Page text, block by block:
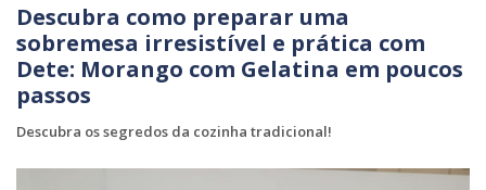
Descubra como preparar uma
sobremesa irresistível e prática com
Dete: Morango com Gelatina em poucos
passos
Descubra os segredos da cozinha tradicional!